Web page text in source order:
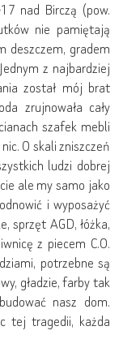
nad Birczą (pow.
nie pamiętają
deszczem, gradem
z najbardziej
został mój brat
zrujnowała cały
szafek mebli
O skali zniszczeń
ludzi dobrej
ale my samo jako
i wyposażyć
sprzęt AGD, łóżka,
z piecem C.O.
potrzebne są
gładzie, farby tak
nasz dom.
tej tragedii, każda